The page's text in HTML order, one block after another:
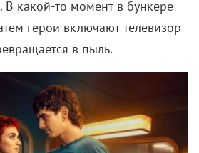
В какой-то момент в бункере
герои включают телевизор
в пыль.